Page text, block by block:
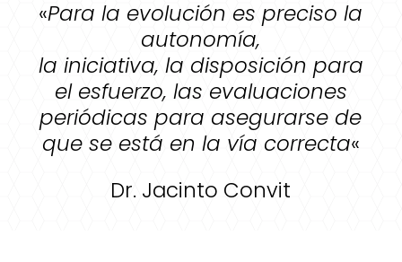
«Para la evolución es preciso la
autonomía,
la iniciativa, la disposición para
el esfuerzo, las evaluaciones
periódicas para asegurarse de
que se está en la vía correcta«
Dr. Jacinto Convit